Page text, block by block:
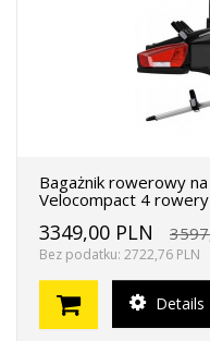
Bagażnik rowerowy
Velocompact 4 rowery
3349,00 PLN
Bez podatku: 2722,76 PLN
Details